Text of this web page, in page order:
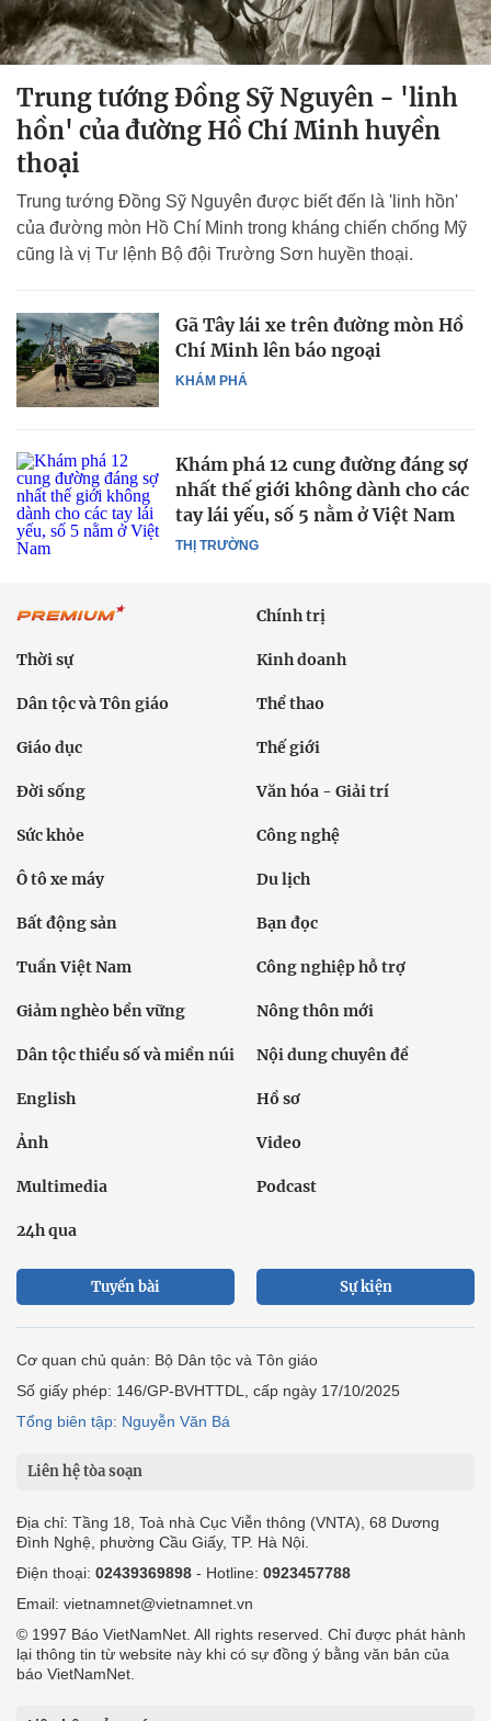
Trung tướng Đồng Sỹ Nguyên - 'linh
hồn' của đường Hồ Chí Minh huyền
thoại
Trung tướng Đồng Sỹ Nguyên được biết đến là 'linh hồn'
của đường mòn Hồ Chí Minh trong kháng chiến chống Mỹ
cũng là vị Tư lệnh Bộ đội Trường Sơn huyền thoại.
KHÁM PHÁ
Gã Tây lái xe trên đường mòn Hồ
Chí Minh lên báo ngoại
THỊ TRƯỜNG
Khám phá 12 cung đường đáng sợ
nhất thế giới không dành cho các
tay lái yếu, số 5 nằm ở Việt Nam
Chính trị
Thời sự Kinh doanh
Dân tộc và Tôn giáo Thể thao
Giáo dục Thế giới
Đời sống Văn hóa - Giải trí
Sức khỏe Công nghệ
Ô tô xe máy Du lịch
Bất động sản Bạn đọc
Tuần Việt Nam Công nghiệp hỗ trợ
Giảm nghèo bền vững Nông thôn mới
Dân tộc thiểu số và miền núi Nội dung chuyên đề
English Hồ sơ
Ảnh Video
Multimedia Podcast
24h qua
Tuyến bài Sự kiện
Cơ quan chủ quản: Bộ Dân tộc và Tôn giáo
Số giấy phép: 146/GP-BVHTTDL, cấp ngày 17/10/2025
Tổng biên tập: Nguyễn Văn Bá
Liên hệ tòa soạn
Địa chỉ: Tầng 18, Toà nhà Cục Viễn thông (VNTA), 68 Dương
Đình Nghệ, phường Cầu Giấy, TP. Hà Nội.
Điện thoại: 02439369898 - Hotline: 0923457788
Email: vietnamnet@vietnamnet.vn
© 1997 Báo VietNamNet. All rights reserved. Chỉ được phát hành
lại thông tin từ website này khi có sự đồng ý bằng văn bản của
báo VietNamNet.